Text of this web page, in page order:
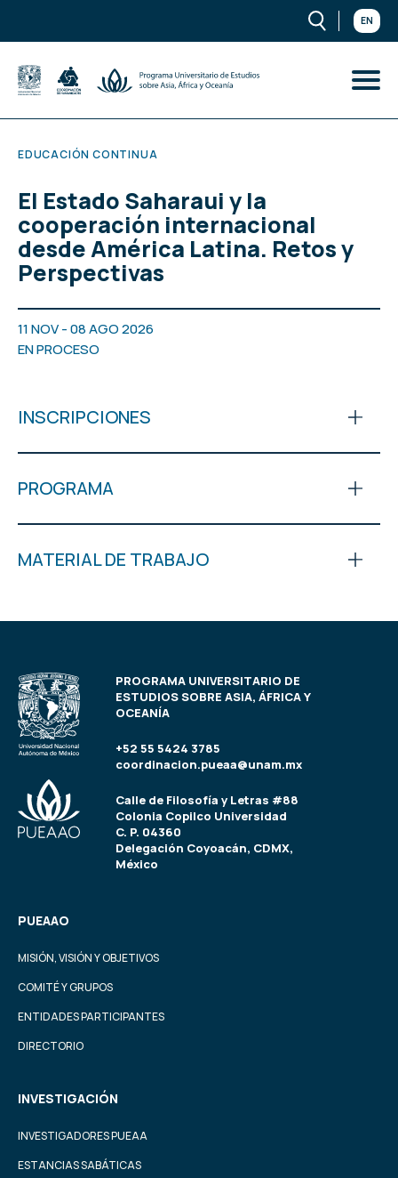
EN
EDUCACIÓN CONTINUA
El Estado Saharaui y la
cooperación internacional
desde América Latina. Retos y
Perspectivas
11 NOV - 08 AGO 2026
EN PROCESO
INSCRIPCIONES
PROGRAMA
MATERIAL DE TRABAJO
PROGRAMA UNIVERSITARIO DE
ESTUDIOS SOBRE ASIA, ÁFRICA Y
OCEANÍA
+52 55 5424 3785
coordinacion.pueaa@unam.mx
Calle de Filosofía y Letras #88
Colonia Copilco Universidad
C. P. 04360
Delegación Coyoacán, CDMX,
México
PUEAAO
MISIÓN, VISIÓN Y OBJETIVOS
COMITÉ Y GRUPOS
ENTIDADES PARTICIPANTES
DIRECTORIO
INVESTIGACIÓN
INVESTIGADORES PUEAA
ESTANCIAS SABÁTICAS